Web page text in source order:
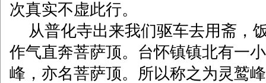
次真实不虚此行。
从普化寺出来我们驱车去用斋，
作气直奔菩萨顶。台怀镇镇北有一
峰，亦名菩萨顶。所以称之为灵鹫